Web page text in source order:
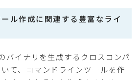
ル作成に関連する豊富なライ
バイナリを生成するクロスコンパ
て、コマンドラインツールを作